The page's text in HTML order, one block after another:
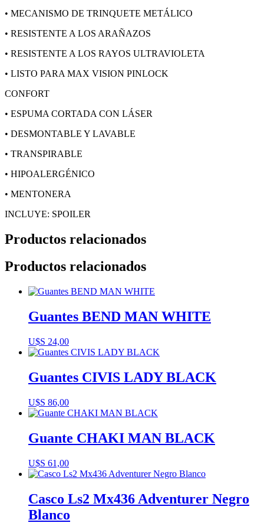
• MECANISMO DE TRINQUETE METÁLICO
• RESISTENTE A LOS ARAÑAZOS
• RESISTENTE A LOS RAYOS ULTRAVIOLETA
• LISTO PARA MAX VISION PINLOCK
CONFORT
• ESPUMA CORTADA CON LÁSER
• DESMONTABLE Y LAVABLE
• TRANSPIRABLE
• HIPOALERGÉNICO
• MENTONERA
INCLUYE: SPOILER
Productos relacionados
Productos relacionados
Guantes BEND MAN WHITE
U$S 24,00
Guantes CIVIS LADY BLACK
U$S 86,00
Guante CHAKI MAN BLACK
U$S 61,00
Casco Ls2 Mx436 Adventurer Negro
Blanco